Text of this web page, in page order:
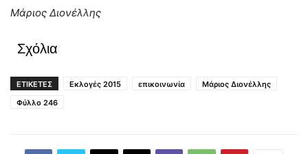
Μάριος Διονέλλης
Σχόλια
ΕΤΙΚΕΤΕΣ Εκλογές 2015 επικοινωνία
Μάριος Διονέλλης
Φύλλο 246